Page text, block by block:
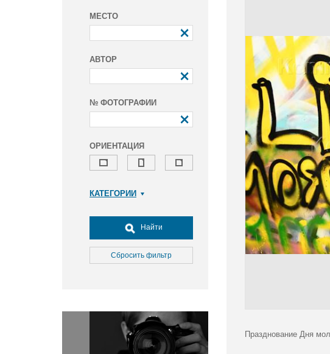
МЕСТО
АВТОР
№ ФОТОГРАФИИ
ОРИЕНТАЦИЯ
КАТЕГОРИИ
Досуг, туризм и отдых
Культура
Медицина
Окружающая среда
Политика
Правосудие
Найти
Сбросить фильтр
Празднование Дня